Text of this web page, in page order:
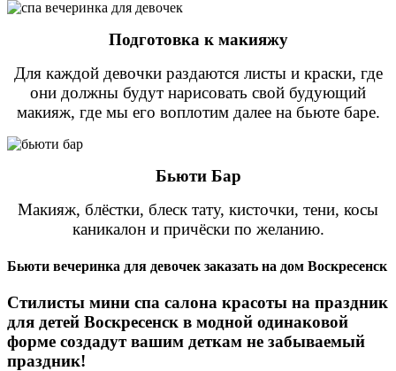
Подготовка к макияжу
Для каждой девочки раздаются листы и краски, где
они должны будут нарисовать свой будующий
макияж, где мы его воплотим далее на бьюте баре.
Бьюти Бар
Макияж, блёстки, блеск тату, кисточки, тени, косы
каникалон и причёски по желанию.
Бьюти вечеринка для девочек заказать на дом Воскресенск
Стилисты мини спа салона красоты на праздник
для детей Воскресенск в модной одинаковой
форме создадут вашим деткам не забываемый
праздник!